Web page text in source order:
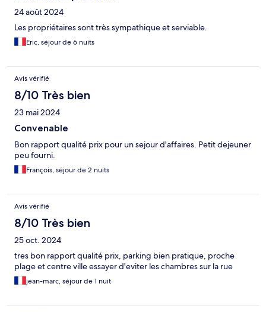
24 août 2024
Les propriétaires sont très sympathique et serviable.
Eric, séjour de 6 nuits
Avis vérifié
8/10 Très bien
23 mai 2024
Convenable
Bon rapport qualité prix pour un sejour d'affaires. Petit dejeuner
peu fourni.
François, séjour de 2 nuits
Avis vérifié
8/10 Très bien
25 oct. 2024
tres bon rapport qualité prix, parking bien pratique, proche
plage et centre ville essayer d'eviter les chambres sur la rue
jean-marc, séjour de 1 nuit